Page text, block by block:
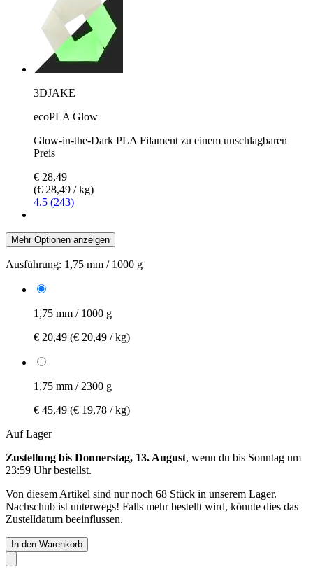
3DJAKE
ecoPLA Glow
Glow-in-the-Dark PLA Filament zu einem unschlagbaren
Preis
€ 28,49
(€ 28,49 / kg)
4.5 (243)
Mehr Optionen anzeigen
Ausführung: 1,75 mm / 1000 g
1,75 mm / 1000 g
€ 20,49 (€ 20,49 / kg)
1,75 mm / 2300 g
€ 45,49 (€ 19,78 / kg)
Auf Lager
Zustellung bis Donnerstag, 13. August, wenn du bis Sonntag um
23:59 Uhrbestellst.
Von diesem Artikel sind nur noch 68 Stück in unserem Lager.
Nachschub ist unterwegs! Falls mehr bestellt wird, könnte dies das
Zustelldatum beeinflussen.
In den Warenkorb